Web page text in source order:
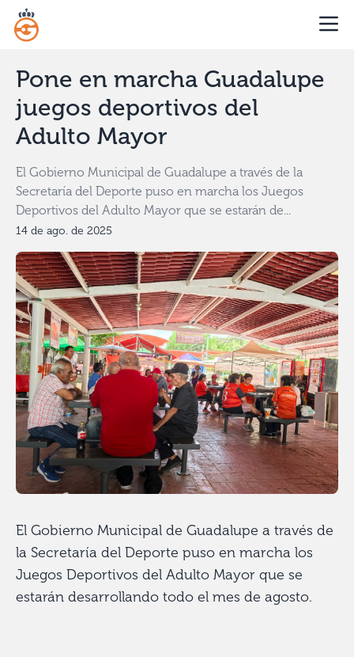
Pone en marcha Guadalupe
juegos deportivos del
Adulto Mayor
El Gobierno Municipal de Guadalupe a través de la
Secretaría del Deporte puso en marcha los Juegos
Deportivos del Adulto Mayor que se estarán de...
14 de ago. de 2025
El Gobierno Municipal de Guadalupe a través de
la Secretaría del Deporte puso en marcha los
Juegos Deportivos del Adulto Mayor que se
estarán desarrollando todo el mes de agosto.